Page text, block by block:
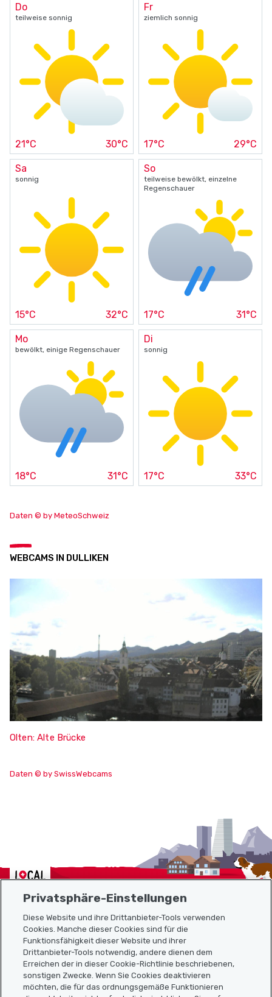
Do
teilweise sonnig
21°C 30°C
Fr
ziemlich sonnig
17°C 29°C
Sa
sonnig
15°C 32°C
So
teilweise bewölkt, einzelne
Regenschauer
17°C 31°C
Mo
bewölkt, einige Regenschauer
18°C 31°C
Di
sonnig
17°C 33°C
Daten © by MeteoSchweiz
WEBCAMS IN DULLIKEN
Olten: Alte Brücke
Daten © by SwissWebcams
Localcities
Sitemap
Nützliche Links
Privatsphäre-Einstellungen
Diese Website und ihre Drittanbieter-Tools verwenden
Cookies. Manche dieser Cookies sind für die
Funktionsfähigkeit dieser Website und ihrer
Drittanbieter-Tools notwendig, andere dienen dem
Erreichen der in dieser Cookie-Richtlinie beschriebenen,
sonstigen Zwecke. Wenn Sie Cookies deaktivieren
möchten, die für das ordnungsgemäße Funktionieren